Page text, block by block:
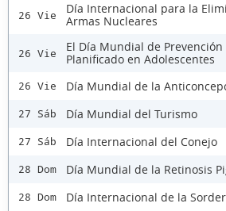
26 Vie
Día Internacional para la
Armas Nucleares
26 Vie
El Día Mundial de
Planificado en Adolescentes
26 Vie Día Mundial de la
27 Sáb Día Mundial del Turismo
27 Sáb Día Internacional del Conejo
28 Dom Día Mundial de la Retinosis
28 Dom Día Internacional de la